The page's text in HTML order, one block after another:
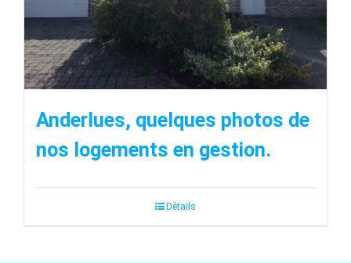
Anderlues, quelques photos de
nos logements en gestion.
Détails